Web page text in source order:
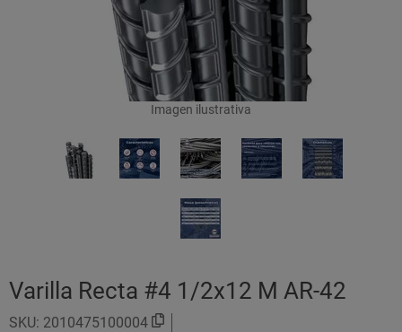
Imagen ilustrativa
Varilla Recta #4 1/2x12 M AR-42
SKU: 2010475100004